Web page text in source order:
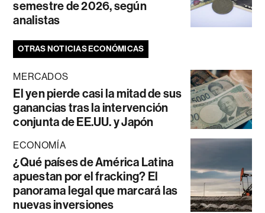
semestre de 2026, según
analistas
OTRAS NOTICIAS ECONÓMICAS
MERCADOS
El yen pierde casi la mitad de sus
ganancias tras la intervención
conjunta de EE.UU. y Japón
ECONOMÍA
¿Qué países de América Latina
apuestan por el fracking? El
panorama legal que marcará las
nuevas inversiones